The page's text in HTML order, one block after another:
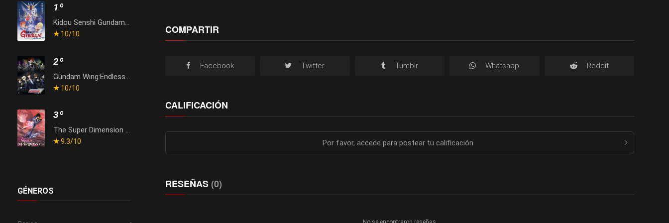
1º
Kidou Senshi Gundam: Gyakushuu no Char
10/10
2º
Gundam Wing:Endless Waltz
10/10
3º
9.3/10
GÉNEROS
COMPARTIR
Facebook Twitter Tumblr Whatsapp Reddit
CALIFICACIÓN
Por favor, accede para postear tu calificación
RESEÑAS(0)